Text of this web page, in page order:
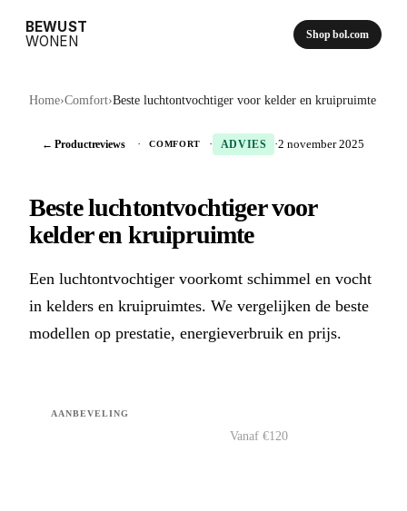
BEWUST
WONEN
Shop bol.com
Home›Comfort›Beste luchtontvochtiger voor kelder en kruipruimte
← Productreviews · COMFORT · ADVIES ·2 november 2025
Beste luchtontvochtiger voor
kelder en kruipruimte
Een luchtontvochtiger voorkomt schimmel en vocht
in kelders en kruipruimtes. We vergelijken de beste
modellen op prestatie, energieverbruik en prijs.
AANBEVELING
Vanaf €120